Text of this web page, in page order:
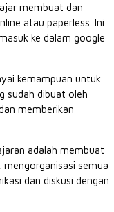
membuat dan
atau paperless. Ini
ke dalam google
kemampuan untuk
sudah dibuat oleh
memberikan
adalah membuat
semua
dan diskusi dengan